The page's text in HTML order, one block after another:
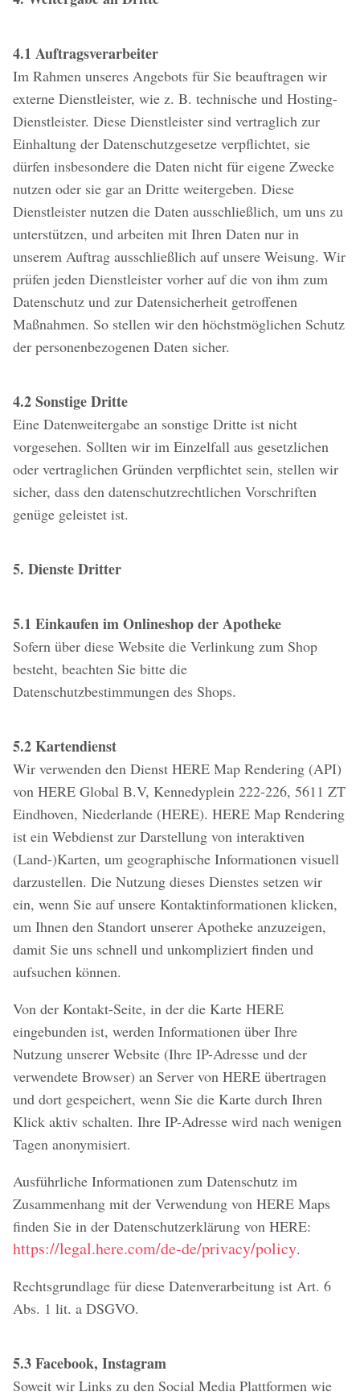
4.1 Auftragsverarbeiter
Im Rahmen unseres Angebots für Sie beauftragen wir
externe Dienstleister, wie z. B. technische und Hosting-
Dienstleister. Diese Dienstleister sind vertraglich zur
Einhaltung der Datenschutzgesetze verpflichtet, sie
dürfen insbesondere die Daten nicht für eigene Zwecke
nutzen oder sie gar an Dritte weitergeben. Diese
Dienstleister nutzen die Daten ausschließlich, um uns zu
unterstützen, und arbeiten mit Ihren Daten nur in
unserem Auftrag ausschließlich auf unsere Weisung. Wir
prüfen jeden Dienstleister vorher auf die von ihm zum
Datenschutz und zur Datensicherheit getroffenen
Maßnahmen. So stellen wir den höchstmöglichen Schutz
der personenbezogenen Daten sicher.
4.2 Sonstige Dritte
Eine Datenweitergabe an sonstige Dritte ist nicht
vorgesehen. Sollten wir im Einzelfall aus gesetzlichen
oder vertraglichen Gründen verpflichtet sein, stellen wir
sicher, dass den datenschutzrechtlichen Vorschriften
genüge geleistet ist.
5. Dienste Dritter
5.1 Einkaufen im Onlineshop der Apotheke
Sofern über diese Website die Verlinkung zum Shop
besteht, beachten Sie bitte die
Datenschutzbestimmungen des Shops.
5.2 Kartendienst
Wir verwenden den Dienst HERE Map Rendering (API)
von HERE Global B.V, Kennedyplein 222-226, 5611 ZT
Eindhoven, Niederlande (HERE). HERE Map Rendering
ist ein Webdienst zur Darstellung von interaktiven
(Land-)Karten, um geographische Informationen visuell
darzustellen. Die Nutzung dieses Dienstes setzen wir
ein, wenn Sie auf unsere Kontaktinformationen klicken,
um Ihnen den Standort unserer Apotheke anzuzeigen,
damit Sie uns schnell und unkompliziert finden und
aufsuchen können.
Von der Kontakt-Seite, in der die Karte HERE
eingebunden ist, werden Informationen über Ihre
Nutzung unserer Website (Ihre IP-Adresse und der
verwendete Browser) an Server von HERE übertragen
und dort gespeichert, wenn Sie die Karte durch Ihren
Klick aktiv schalten. Ihre IP-Adresse wird nach wenigen
Tagen anonymisiert.
Ausführliche Informationen zum Datenschutz im
Zusammenhang mit der Verwendung von HERE Maps
finden Sie in der Datenschutzerklärung von HERE:
https://legal.here.com/de-de/privacy/policy.
Rechtsgrundlage für diese Datenverarbeitung ist Art. 6
Abs. 1 lit. a DSGVO.
5.3 Facebook, Instagram
Soweit wir Links zu den Social Media Plattformen wie